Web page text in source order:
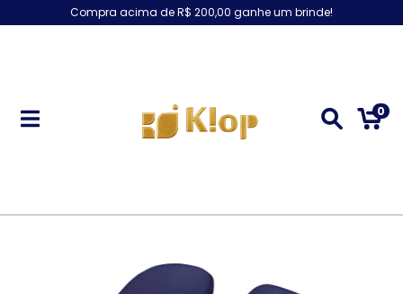
Compra acima de R$ 200,00 ganhe um brinde!
0